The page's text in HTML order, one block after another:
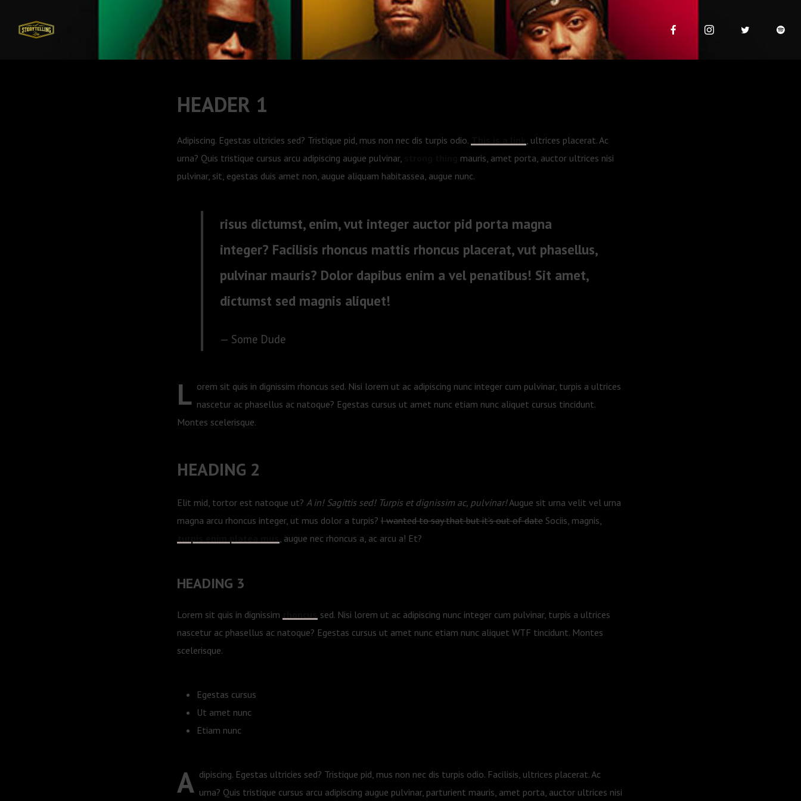
HEADER 1
Adipiscing. Egestas ultricies sed? Tristique pid, mus non nec dis turpis odio.
, ultrices placerat. Ac
urna? Quis tristique cursus arcu adipiscing augue pulvinar,
mauris, amet porta, auctor ultrices nisi
pulvinar, sit, egestas duis amet non, augue aliquam habitassea, augue nunc.
risus dictumst, enim, vut integer auctor pid porta magna
integer? Facilisis rhoncus mattis rhoncus placerat, vut phasellus,
pulvinar mauris? Dolor dapibus enim a vel penatibus! Sit amet,
dictumst sed magnis aliquet!
Some Dude
L orem sit quis in dignissim rhoncus sed. Nisi lorem ut ac adipiscing nunc integer cum pulvinar, turpis a ultrices
nascetur ac phasellus ac natoque? Egestas cursus ut amet nunc etiam nunc aliquet cursus tincidunt.
Montes scelerisque.
HEADING 2
Elit mid, tortor est natoque ut? A in! Sagittis sed! Turpis et dignissim ac, pulvinar!Augue sit urna velit vel urna
magna arcu rhoncus integer, ut mus dolor a turpis? I wanted to say that but it’s out of date Sociis, magnis,
, augue nec rhoncus a, ac arcu a! Et?
HEADING 3
Lorem sit quis in dignissim
sed. Nisi lorem ut ac adipiscing nunc integer cum pulvinar, turpis a ultrices
nascetur ac phasellus ac natoque? Egestas cursus ut amet nunc etiam nunc aliquet WTF tincidunt. Montes
scelerisque.
Egestas cursus
Ut amet nunc
Etiam nunc
A dipiscing. Egestas ultricies sed? Tristique pid, mus non nec dis turpis odio. Facilisis, ultrices placerat. Ac
urna? Quis tristique cursus arcu adipiscing augue pulvinar, parturient mauris, amet porta, auctor ultrices nisi